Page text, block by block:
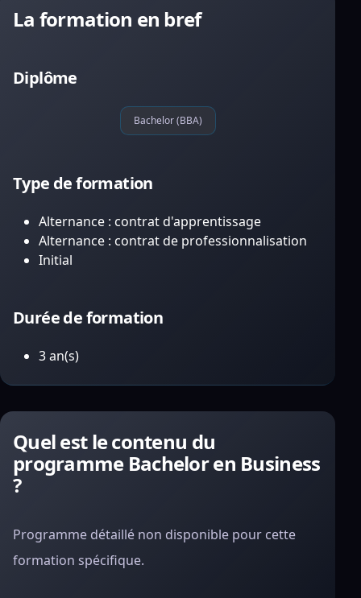
La formation en bref
Diplôme
Bachelor (BBA)
Type de formation
Alternance : contrat d'apprentissage
Alternance : contrat de professionnalisation
Initial
Durée de formation
3 an(s)
Quel est le contenu du
programme Bachelor en Business
?
Programme détaillé non disponible pour cette
formation spécifique.